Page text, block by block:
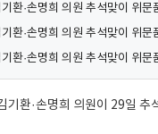
환·손명희 의원 추석맞이 위
환·손명희 의원 추석맞이 위
환·손명희 의원 추석맞이 위
기환·손명희 의원이 29일